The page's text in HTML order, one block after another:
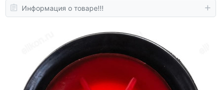
Информация о товаре!!!